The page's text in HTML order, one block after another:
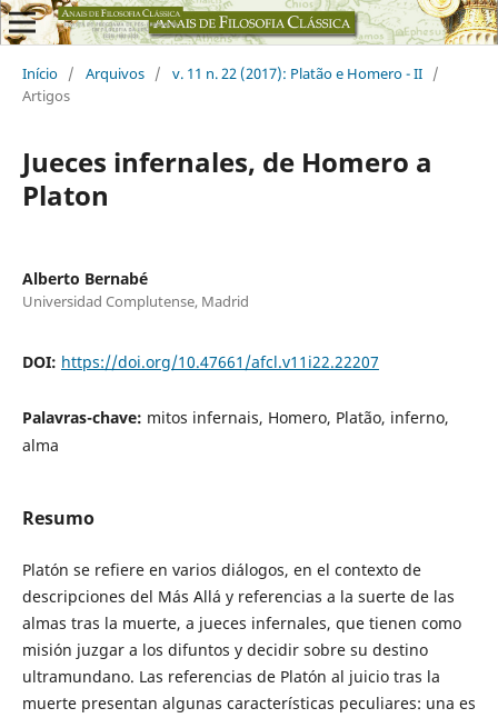
Início / Arquivos / v. 11 n. 22 (2017): Platão e Homero - II /
Artigos
Jueces infernales, de Homero a
Platon
Alberto Bernabé
Universidad Complutense, Madrid
DOI: https://doi.org/10.47661/afcl.v11i22.22207
Palavras-chave: mitos infernais, Homero, Platão, inferno,
alma
Resumo
Platón se refiere en varios diálogos, en el contexto de
descripciones del Más Allá y referencias a la suerte de las
almas tras la muerte, a jueces infernales, que tienen como
misión juzgar a los difuntos y decidir sobre su destino
ultramundano. Las referencias de Platón al juicio tras la
muerte presentan algunas características peculiares: una es